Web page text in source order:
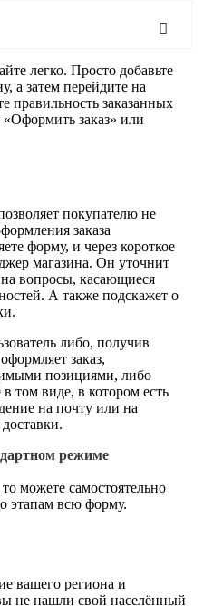
легко. Просто добавьте
а затем перейдите на
правильность заказанных
заказ» или
покупателю не
заказа
форму, и через короткое
магазина. Он уточнит
на вопросы, касающиеся
А также подскажет о
либо, получив
заказ,
позициями, либо
том виде, в котором есть
на почту или на
режиме
можете самостоятельно
этапам всю форму.
вашего региона и
не нашли свой населённый